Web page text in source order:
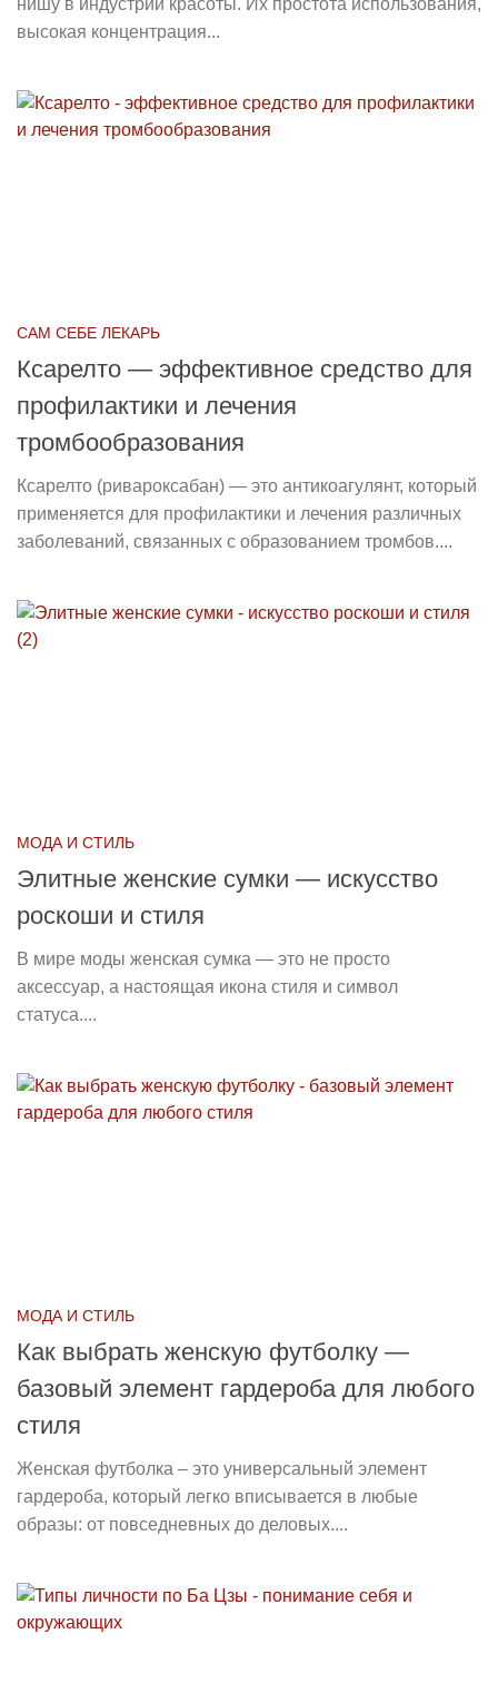
высокая концентрация...
САМ СЕБЕ ЛЕКАРЬ
Ксарелто — эффективное средство для
профилактики и лечения
тромбообразования
Ксарелто (ривароксабан) — это антикоагулянт, который
применяется для профилактики и лечения различных
заболеваний, связанных с образованием тромбов....
МОДА И СТИЛЬ
Элитные женские сумки — искусство
роскоши и стиля
В мире моды женская сумка — это не просто
аксессуар, а настоящая икона стиля и символ
статуса....
МОДА И СТИЛЬ
Как выбрать женскую футболку —
базовый элемент гардероба для любого
стиля
Женская футболка – это универсальный элемент
гардероба, который легко вписывается в любые
образы: от повседневных до деловых....